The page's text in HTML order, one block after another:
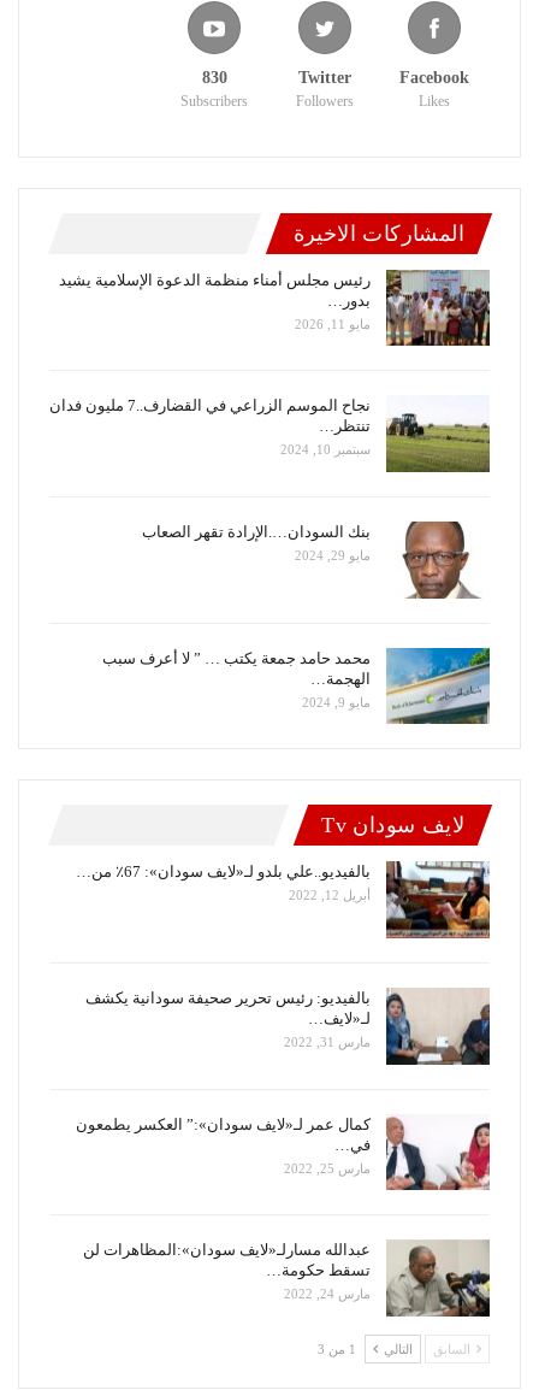
Facebook
Likes
Twitter
Followers
830
Subscribers
المشاركات الاخيرة
رئيس مجلس أمناء منظمة الدعوة الإسلامية يشيد
بدور…
مايو 11, 2026
نجاح الموسم الزراعي في القضارف..7 مليون فدان
تنتظر…
سبتمبر 10, 2024
بنك السودان….الإرادة تقهر الصعاب
مايو 29, 2024
محمد حامد جمعة يكتب … ” لا أعرف سبب
الهجمة…
مايو 9, 2024
لايف سودان Tv
بالفيديو..علي بلدو لـ«لايف سودان»: 67٪ من…
أبريل 12, 2022
بالفيديو: رئيس تحرير صحيفة سودانية يكشف
لـ«لايف…
مارس 31, 2022
كمال عمر لـ«لايف سودان»:” العكسر يطمعون
في…
مارس 25, 2022
عبدالله مسارلـ«لايف سودان»:المظاهرات لن
تسقط حكومة…
مارس 24, 2022
السابق التالي 1 من 3